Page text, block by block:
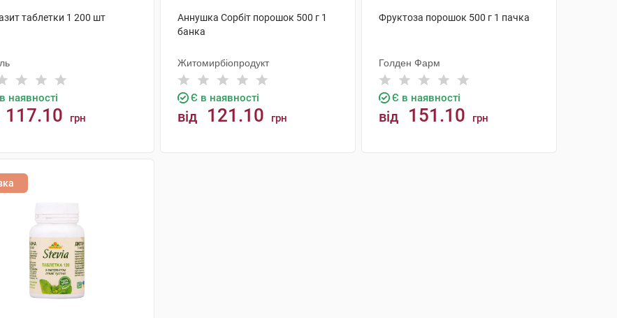
таблетки 1 200 шт
наявності
117.10 грн
Аннушка Сорбіт порошок 500 г 1
банка
Житомирбіопродукт
Є в наявності
від 121.10 грн
Фруктоза порошок 500 г 1 пачка
Голден Фарм
Є в наявності
від 151.10 грн